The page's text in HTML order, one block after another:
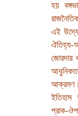
হয়
এই
ঐতিহ্য-
জোরদার
আক্রমণ।
ইতিহাস
প্রাক-